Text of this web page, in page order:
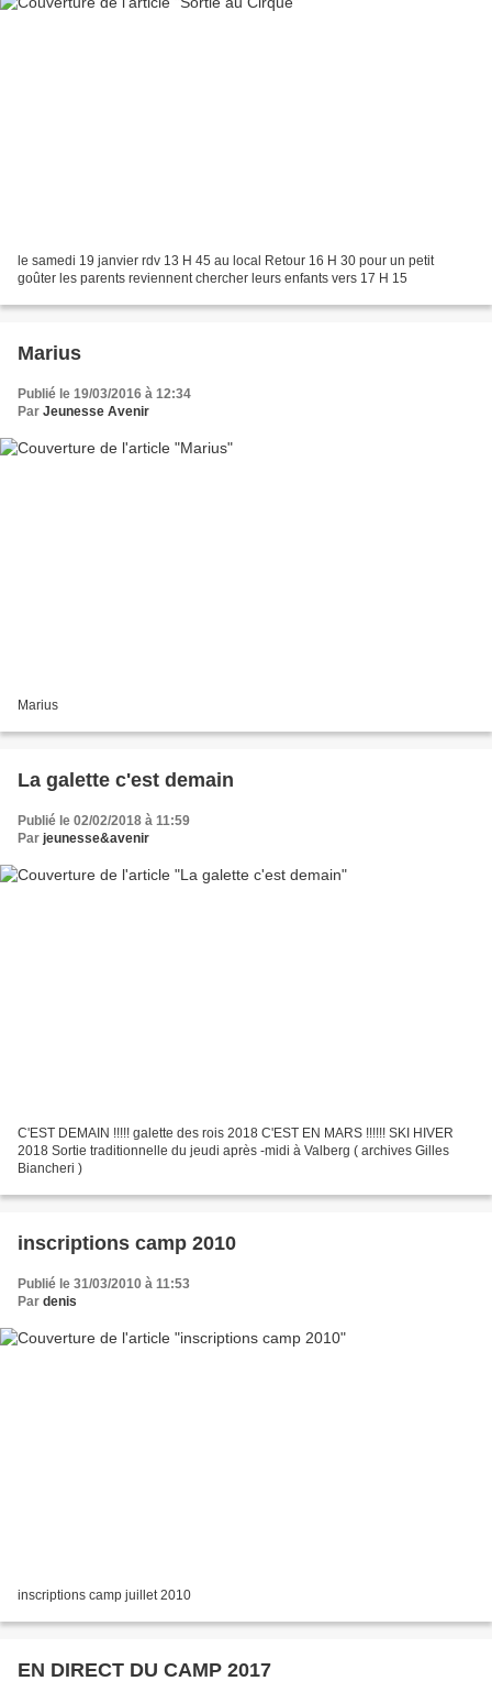
le samedi 19 janvier rdv 13 H 45 au local Retour 16 H 30 pour un petit
goûter les parents reviennent chercher leurs enfants vers 17 H 15
Marius
Publié le 19/03/2016 à 12:34
Par Jeunesse Avenir
Marius
La galette c'est demain
Publié le 02/02/2018 à 11:59
Par jeunesse&avenir
C'EST DEMAIN !!!!! galette des rois 2018 C'EST EN MARS !!!!!! SKI HIVER
2018 Sortie traditionnelle du jeudi après -midi à Valberg ( archives Gilles
Biancheri )
inscriptions camp 2010
Publié le 31/03/2010 à 11:53
Par denis
inscriptions camp juillet 2010
EN DIRECT DU CAMP 2017